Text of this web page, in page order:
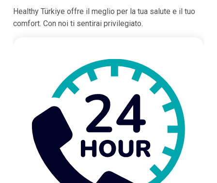
Healthy Türkiye offre il meglio per la tua salute e il tuo
comfort. Con noi ti sentirai privilegiato.